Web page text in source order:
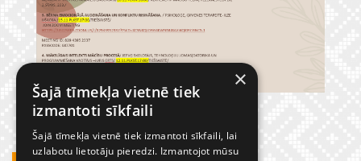
GADĪJUMBILDES
×
Šajā tīmekļa vietnē tiek
izmantoti sīkfaili
Šajā tīmekļa vietnē tiek izmantoti sīkfaili, lai
uzlabotu lietotāju pieredzi. Izmantojot mūsu